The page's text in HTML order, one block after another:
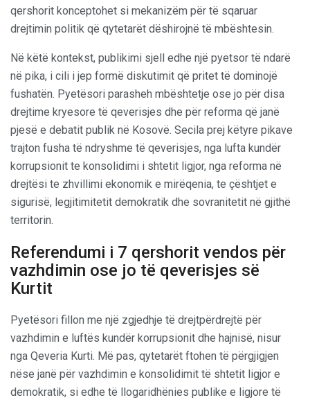
qershorit konceptohet si mekanizëm për të sqaruar
drejtimin politik që qytetarët dëshirojnë të mbështesin.
Në këtë kontekst, publikimi sjell edhe një pyetsor të ndarë
në pika, i cili i jep formë diskutimit që pritet të dominojë
fushatën. Pyetësori parasheh mbështetje ose jo për disa
drejtime kryesore të qeverisjes dhe për reforma që janë
pjesë e debatit publik në Kosovë. Secila prej këtyre pikave
trajton fusha të ndryshme të qeverisjes, nga lufta kundër
korrupsionit te konsolidimi i shtetit ligjor, nga reforma në
drejtësi te zhvillimi ekonomik e mirëqenia, te çështjet e
sigurisë, legjitimitetit demokratik dhe sovranitetit në gjithë
territorin.
Referendumi i 7 qershorit vendos për
vazhdimin ose jo të qeverisjes së
Kurtit
Pyetësori fillon me një zgjedhje të drejtpërdrejtë për
vazhdimin e luftës kundër korrupsionit dhe hajnisë, nisur
nga Qeveria Kurti. Më pas, qytetarët ftohen të përgjigjen
nëse janë për vazhdimin e konsolidimit të shtetit ligjor e
demokratik, si edhe të llogaridhënies publike e ligjore të